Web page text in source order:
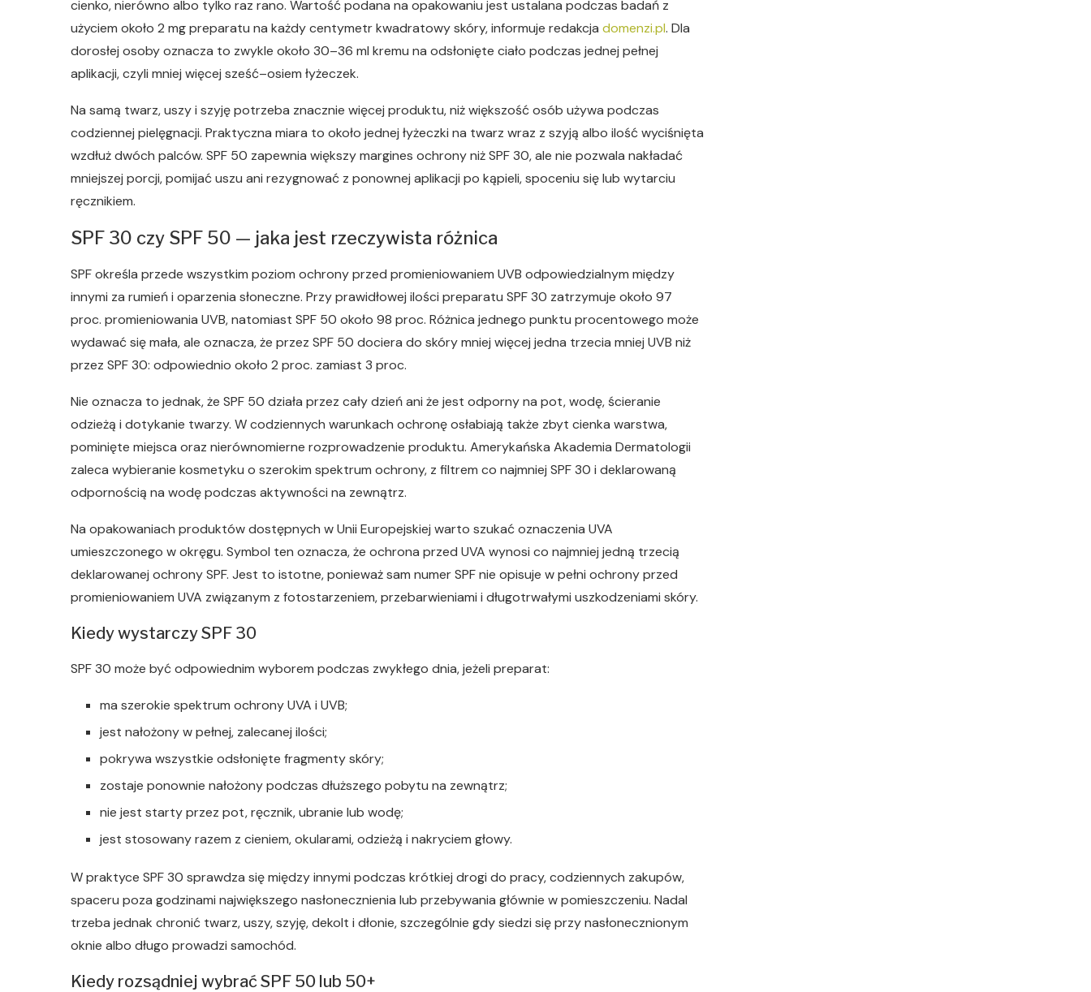
cienko, nierówno albo tylko raz rano. Wartość podana na opakowaniu jest ustalana podczas badań z
użyciem około 2 mg preparatu na każdy centymetr kwadratowy skóry, informuje redakcja domenzi.pl. Dla
dorosłej osoby oznacza to zwykle około 30–36 ml kremu na odsłonięte ciało podczas jednej pełnej
aplikacji, czyli mniej więcej sześć–osiem łyżeczek.
Na samą twarz, uszy i szyję potrzeba znacznie więcej produktu, niż większość osób używa podczas
codziennej pielęgnacji. Praktyczna miara to około jednej łyżeczki na twarz wraz z szyją albo ilość wyciśnięta
wzdłuż dwóch palców. SPF 50 zapewnia większy margines ochrony niż SPF 30, ale nie pozwala nakładać
mniejszej porcji, pomijać uszu ani rezygnować z ponownej aplikacji po kąpieli, spoceniu się lub wytarciu
ręcznikiem.
SPF 30 czy SPF 50 — jaka jest rzeczywista różnica
SPF określa przede wszystkim poziom ochrony przed promieniowaniem UVB odpowiedzialnym między
innymi za rumień i oparzenia słoneczne. Przy prawidłowej ilości preparatu SPF 30 zatrzymuje około 97
proc. promieniowania UVB, natomiast SPF 50 około 98 proc. Różnica jednego punktu procentowego może
wydawać się mała, ale oznacza, że przez SPF 50 dociera do skóry mniej więcej jedna trzecia mniej UVB niż
przez SPF 30: odpowiednio około 2 proc. zamiast 3 proc.
Nie oznacza to jednak, że SPF 50 działa przez cały dzień ani że jest odporny na pot, wodę, ścieranie
odzieżą i dotykanie twarzy. W codziennych warunkach ochronę osłabiają także zbyt cienka warstwa,
pominięte miejsca oraz nierównomierne rozprowadzenie produktu. Amerykańska Akademia Dermatologii
zaleca wybieranie kosmetyku o szerokim spektrum ochrony, z filtrem co najmniej SPF 30 i deklarowaną
odpornością na wodę podczas aktywności na zewnątrz.
Na opakowaniach produktów dostępnych w Unii Europejskiej warto szukać oznaczenia UVA
umieszczonego w okręgu. Symbol ten oznacza, że ochrona przed UVA wynosi co najmniej jedną trzecią
deklarowanej ochrony SPF. Jest to istotne, ponieważ sam numer SPF nie opisuje w pełni ochrony przed
promieniowaniem UVA związanym z fotostarzeniem, przebarwieniami i długotrwałymi uszkodzeniami skóry.
Kiedy wystarczy SPF 30
SPF 30 może być odpowiednim wyborem podczas zwykłego dnia, jeżeli preparat:
ma szerokie spektrum ochrony UVA i UVB;
jest nałożony w pełnej, zalecanej ilości;
pokrywa wszystkie odsłonięte fragmenty skóry;
zostaje ponownie nałożony podczas dłuższego pobytu na zewnątrz;
nie jest starty przez pot, ręcznik, ubranie lub wodę;
jest stosowany razem z cieniem, okularami, odzieżą i nakryciem głowy.
W praktyce SPF 30 sprawdza się między innymi podczas krótkiej drogi do pracy, codziennych zakupów,
spaceru poza godzinami największego nasłonecznienia lub przebywania głównie w pomieszczeniu. Nadal
trzeba jednak chronić twarz, uszy, szyję, dekolt i dłonie, szczególnie gdy siedzi się przy nasłonecznionym
oknie albo długo prowadzi samochód.
Kiedy rozsądniej wybrać SPF 50 lub 50+